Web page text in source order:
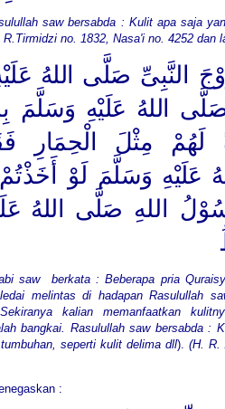
saw bersabda : Kulit apa saja
no. 1832, Nasa'i no. 4252 dan
النَّبِىِّ صَلَّى اللهُ
اللهُ عَلَيْهِ وَسَلَّمَ
لَهُمْ مِثْلَ الْحِمَارِ
عَلَيْهِ وَسَلَّمَ لَوْ أَخَذْتُمْ
اللهِ صَلَّى اللهُ
saw
berkata : Beberapa pria
melintas di hadapan Rasulullah
kalian memanfaatkan
bangkai. Rasulullah saw bersabda :
seperti kulit delima dll). (H. R.
: